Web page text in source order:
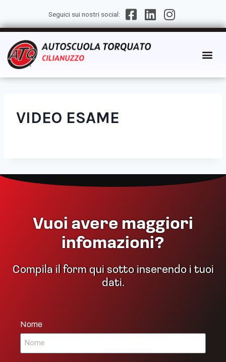
Seguici sui nostri social:
VIDEO ESAME
Vuoi avere maggiori
infomazioni?
Compila il form qui sotto inserendo i tuoi
dati.
Nome